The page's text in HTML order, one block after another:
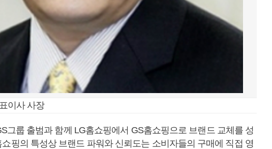
이사 사장
그룹 출범과 함께 LG홈쇼핑에서 GS홈쇼핑으로 브랜드 교체를 성
핑의 특성상 브랜드 파워와 신뢰도는 소비자들의 구매에 직접 영